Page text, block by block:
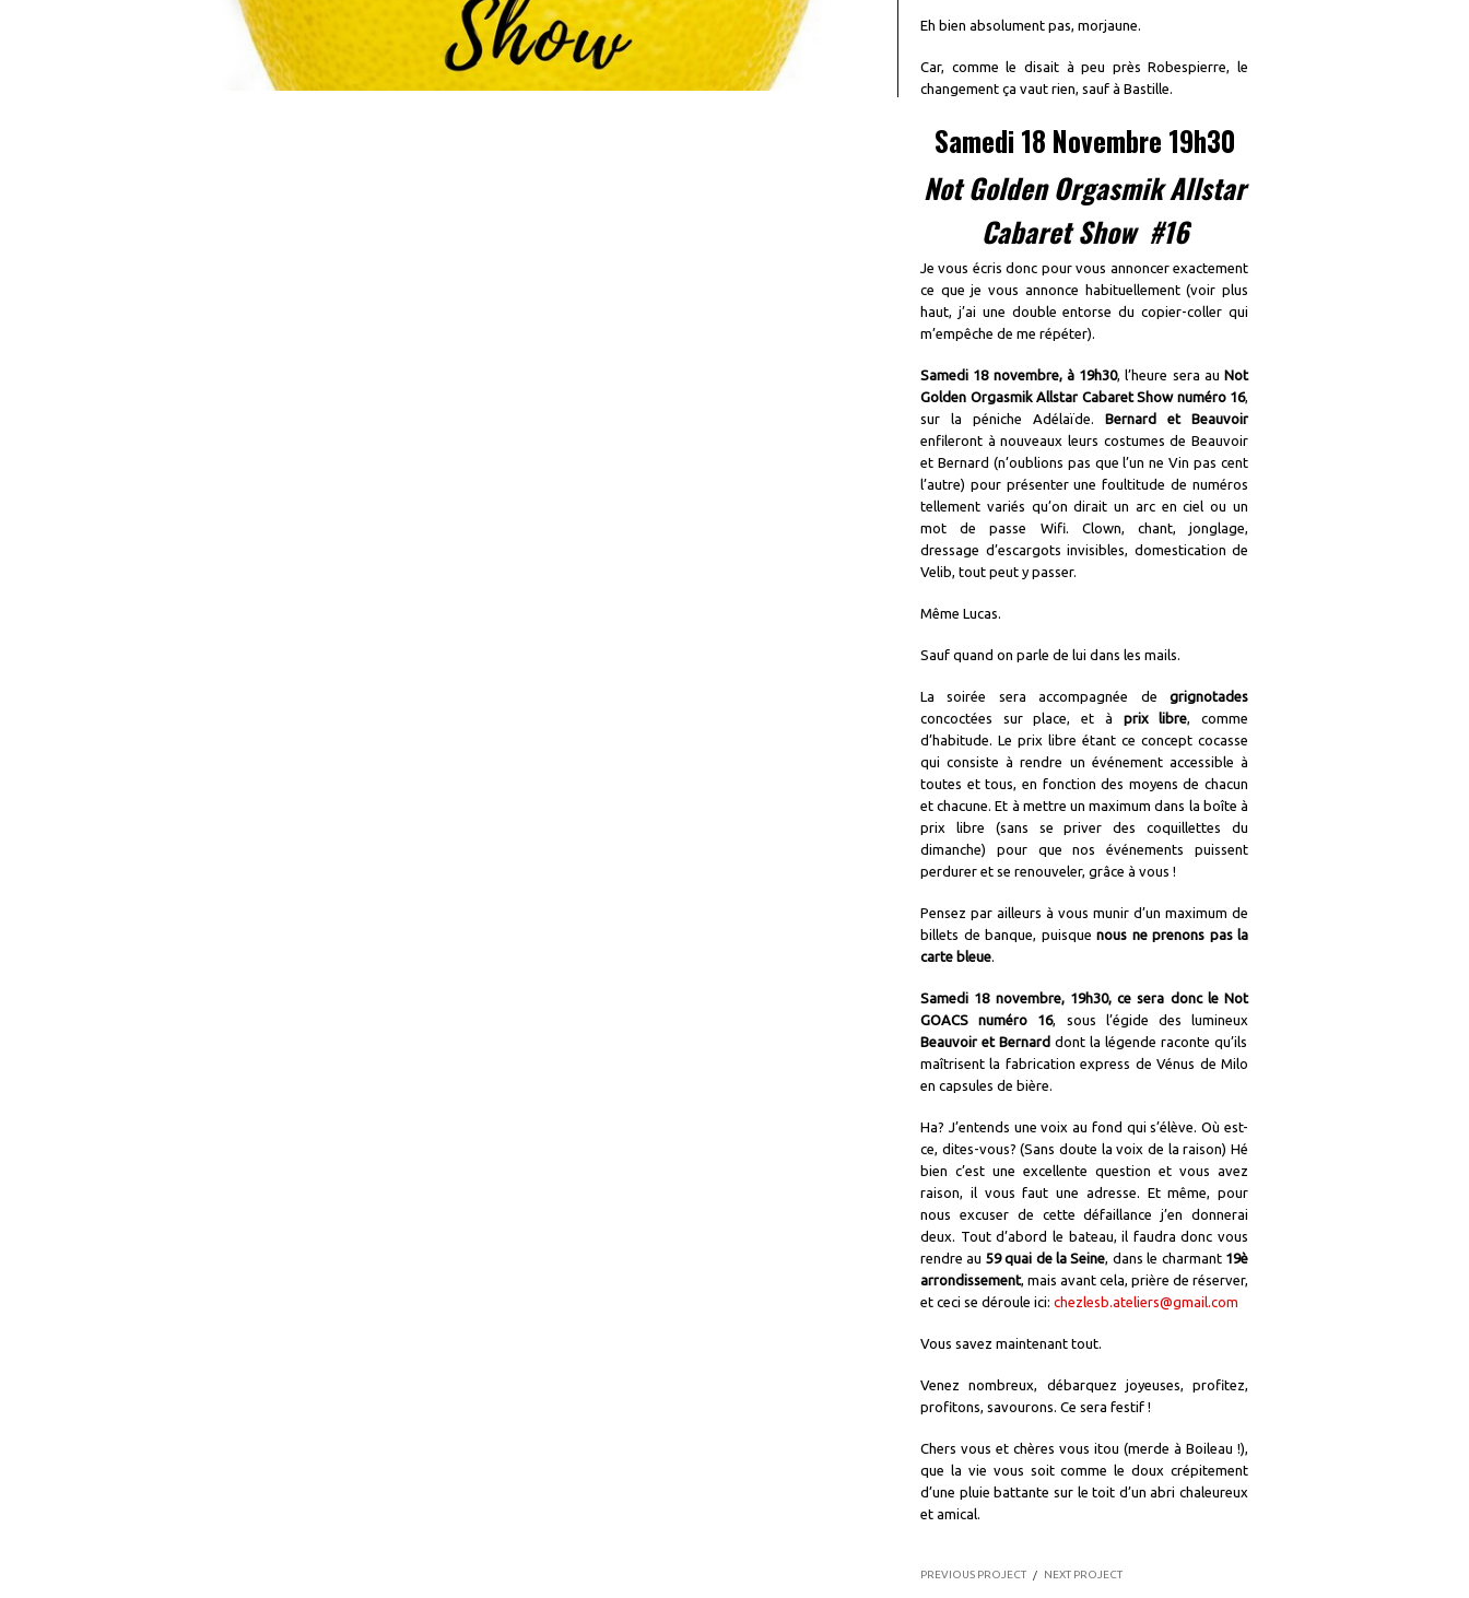
Eh bien absolument pas, morjaune.
Car, comme le disait à peu près Robespierre, le
changement ça vaut rien, sauf à Bastille.
Samedi 18 Novembre 19h30
Not Golden Orgasmik Allstar
Cabaret Show #16
Je vous écris donc pour vous annoncer exactement
ce que je vous annonce habituellement (voir plus
haut, j’ai une double entorse du copier-coller qui
m’empêche de me répéter).
Samedi 18 novembre, à 19h30, l’heure sera au Not
Golden Orgasmik Allstar Cabaret Show numéro 16,
sur la péniche Adélaïde. Bernard et Beauvoir
enfileront à nouveaux leurs costumes de Beauvoir
et Bernard (n’oublions pas que l’un ne Vin pas cent
l’autre) pour présenter une foultitude de numéros
tellement variés qu’on dirait un arc en ciel ou un
mot de passe Wifi. Clown, chant, jonglage,
dressage d’escargots invisibles, domestication de
Velib, tout peut y passer.
Même Lucas.
Sauf quand on parle de lui dans les mails.
La soirée sera accompagnée de grignotades
concoctées sur place, et à prix libre, comme
d’habitude. Le prix libre étant ce concept cocasse
qui consiste à rendre un événement accessible à
toutes et tous, en fonction des moyens de chacun
et chacune. Et à mettre un maximum dans la boîte à
prix libre (sans se priver des coquillettes du
dimanche) pour que nos événements puissent
perdurer et se renouveler, grâce à vous !
Pensez par ailleurs à vous munir d’un maximum de
billets de banque, puisque nous ne prenons pas la
carte bleue.
Samedi 18 novembre, 19h30, ce sera donc le Not
GOACS numéro 16, sous l’égide des lumineux
Beauvoir et Bernard dont la légende raconte qu’ils
maîtrisent la fabrication express de Vénus de Milo
en capsules de bière.
Ha? J’entends une voix au fond qui s’élève. Où est-
ce, dites-vous? (Sans doute la voix de la raison) Hé
bien c’est une excellente question et vous avez
raison, il vous faut une adresse. Et même, pour
nous excuser de cette défaillance j’en donnerai
deux. Tout d’abord le bateau, il faudra donc vous
rendre au 59 quai de la Seine, dans le charmant 19è
arrondissement, mais avant cela, prière de réserver,
et ceci se déroule ici: chezlesb.ateliers@gmail.com
Vous savez maintenant tout.
Venez nombreux, débarquez joyeuses, profitez,
profitons, savourons. Ce sera festif !
Chers vous et chères vous itou (merde à Boileau !),
que la vie vous soit comme le doux crépitement
d’une pluie battante sur le toit d’un abri chaleureux
et amical.
PREVIOUS PROJECT / NEXT PROJECT